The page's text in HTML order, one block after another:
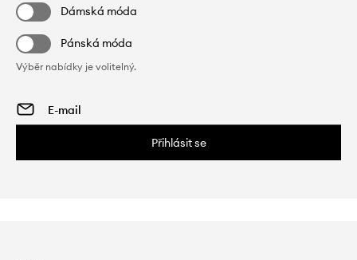
Dámská móda
Pánská móda
Výběr nabídky je volitelný.
Přihlásit se